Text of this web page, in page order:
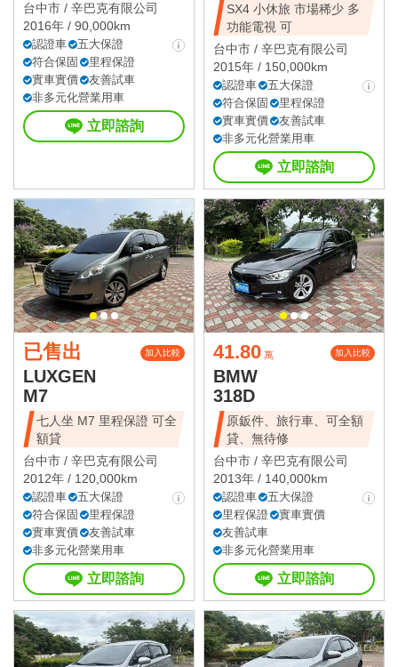
台中市 / 辛巴克有限公司
2016年 / 90,000km
認證車
五大保證
符合保固
里程保證
實車實價
友善試車
非多元化營業用車
立即諮詢
SX4 小休旅 市場稀少 多
功能電視 可
台中市 / 辛巴克有限公司
2015年 / 150,000km
認證車
五大保證
符合保固
里程保證
實車實價
友善試車
非多元化營業用車
立即諮詢
已售出 加入比較
LUXGEN
M7
七人坐 M7 里程保證 可全
額貸
台中市 / 辛巴克有限公司
2012年 / 120,000km
認證車
五大保證
符合保固
里程保證
實車實價
友善試車
非多元化營業用車
立即諮詢
41.80 萬 加入比較
BMW
318D
原鈑件、旅行車、可全額
貸、無待修
台中市 / 辛巴克有限公司
2013年 / 140,000km
認證車
五大保證
里程保證
實車實價
友善試車
非多元化營業用車
立即諮詢